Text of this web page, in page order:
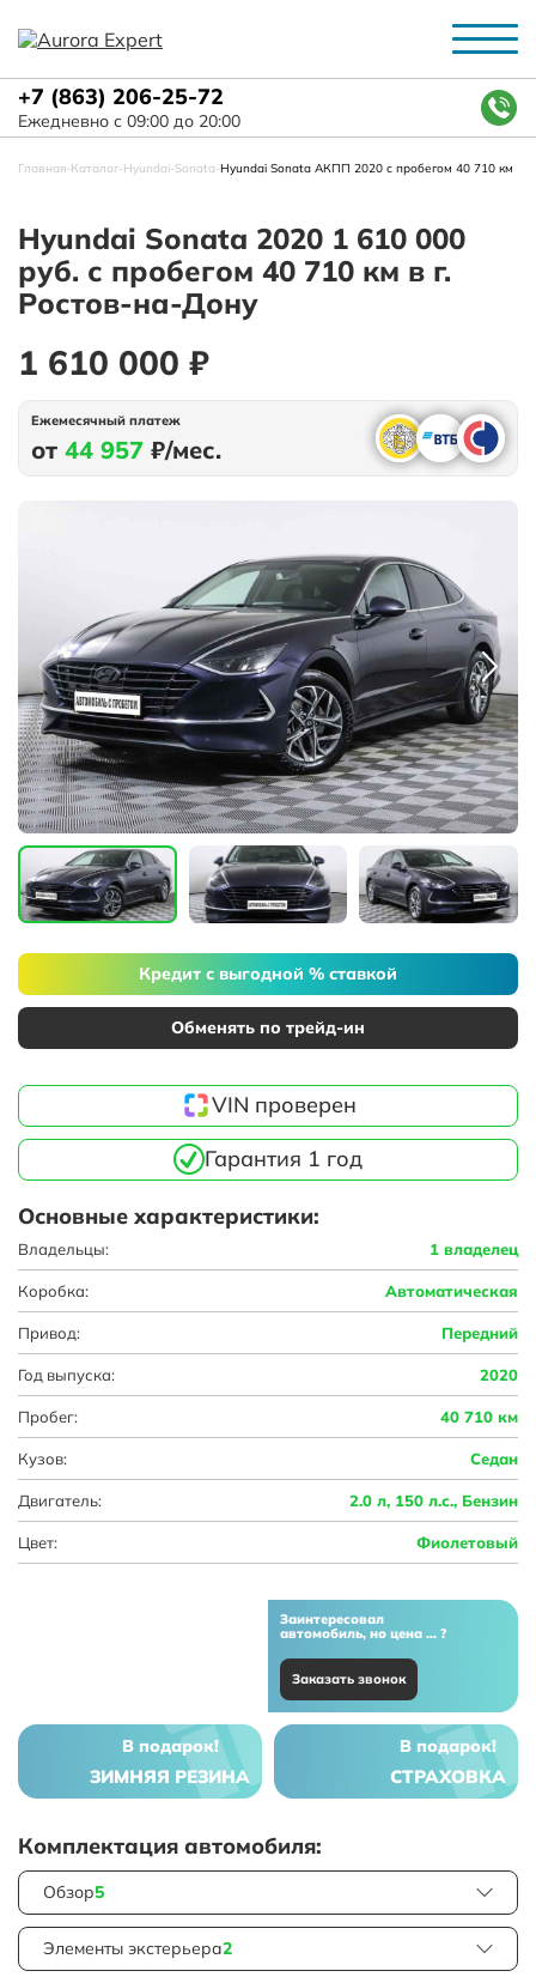
+7 (863) 206-25-72
Ежедневно с 09:00 до 20:00
Главная-Каталог-Hyundai-Sonata-Hyundai Sonata АКПП 2020 с пробегом 40 710 км
Hyundai Sonata 2020 1 610 000
руб. с пробегом 40 710 км в г.
Ростов-на-Дону
1 610 000 ₽
Ежемесячный платеж
от 44 957 ₽/мес.
Кредит с выгодной % ставкой
Обменять по трейд-ин
VIN проверен
Гарантия 1 год
Основные характеристики:
Владельцы: 1 владелец
Коробка: Автоматическая
Привод: Передний
Год выпуска: 2020
Пробег: 40 710 км
Кузов: Седан
Двигатель: 2.0 л, 150 л.с., Бензин
Цвет: Фиолетовый
Заинтересовал
автомобиль, но цена ... ?
Заказать звонок
В подарок!
ЗИМНЯЯ РЕЗИНА
В подарок!
СТРАХОВКА
Комплектация автомобиля:
Обзор5
Элементы экстерьера2